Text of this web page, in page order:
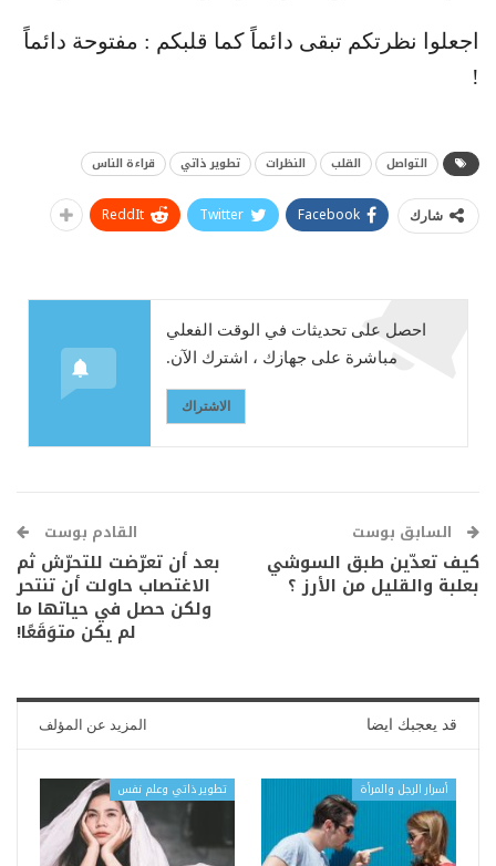
اجعلوا نظرتكم تبقى دائماً كما قلبكم : مفتوحة دائماً
!
التواصل القلب النظرات تطوير ذاتي قراءة الناس
شارك Facebook
Twitter
ReddIt
احصل على تحديثات في الوقت الفعلي
مباشرة على جهازك ، اشترك الآن.
الاشتراك
السابق بوست
كيف تعدّين طبق السوشي
بعلبة والقليل من الأرز ؟
القادم بوست
بعد أن تعرّضت للتحرّش ثم
الاغتصاب حاولت أن تنتحر
ولكن حصل في حياتها ما
لم يكن متوَقَعًا!
قد يعجبك ايضا المزيد عن المؤلف
أسرار الرجل والمرأة تطوير ذاتي وعلم نفس